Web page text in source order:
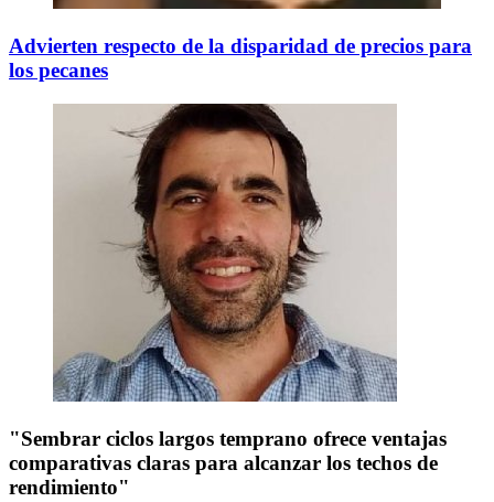
Advierten respecto de la disparidad de precios para
los pecanes
"Sembrar ciclos largos temprano ofrece ventajas
comparativas claras para alcanzar los techos de
rendimiento"